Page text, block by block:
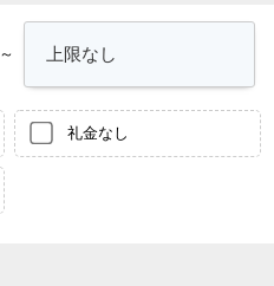
～
礼金なし